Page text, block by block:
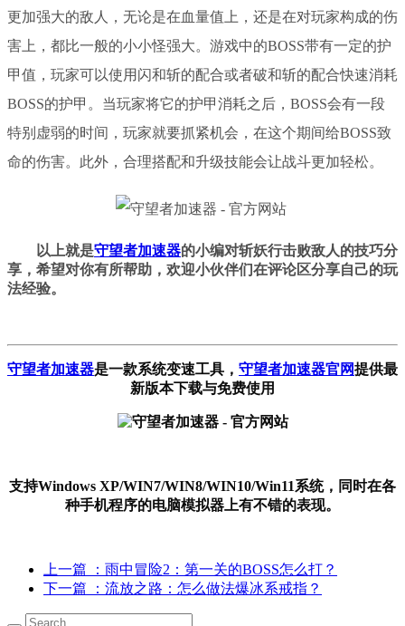
更加强大的敌人，无论是在血量值上，还是在对玩家构成的伤
害上，都比一般的小小怪强大。游戏中的BOSS带有一定的护
甲值，玩家可以使用闪和斩的配合或者破和斩的配合快速消耗
BOSS的护甲。当玩家将它的护甲消耗之后，BOSS会有一段
特别虚弱的时间，玩家就要抓紧机会，在这个期间给BOSS致
命的伤害。 此外，合理搭配和升级技能会让战斗更加轻松。
以上就是守望者加速器的小编对斩妖行击败敌人的技巧分
享， 希望对你有所帮助， 欢迎小伙伴们在评论区分享自己的玩
法经验。
守望者加速器是一款系统变速工具 ， 守望者加速器官网提供最
新版本下载与免费使用
支持Windows XP/WIN7/WIN8/WIN10/Win11系统，同时在各
种手机程序的电脑模拟器上有不错的表现。
上一篇
：雨中冒险2：第一关的BOSS怎么打？
下一篇
：流放之路：怎么做法爆冰系戒指？